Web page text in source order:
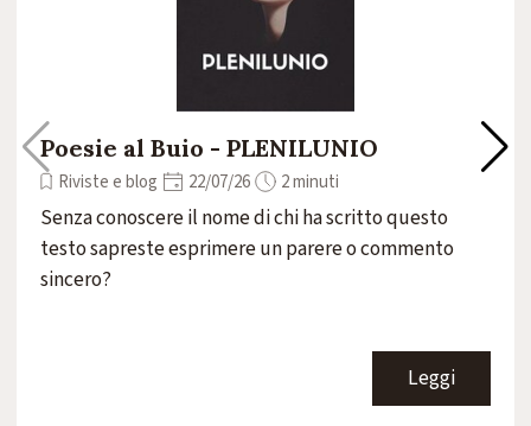
Poesie al Buio - PLENILUNIO
Riviste e blog 22/07/26 2 minuti
Senza conoscere il nome di chi ha scritto questo
testo sapreste esprimere un parere o commento
sincero?
Leggi